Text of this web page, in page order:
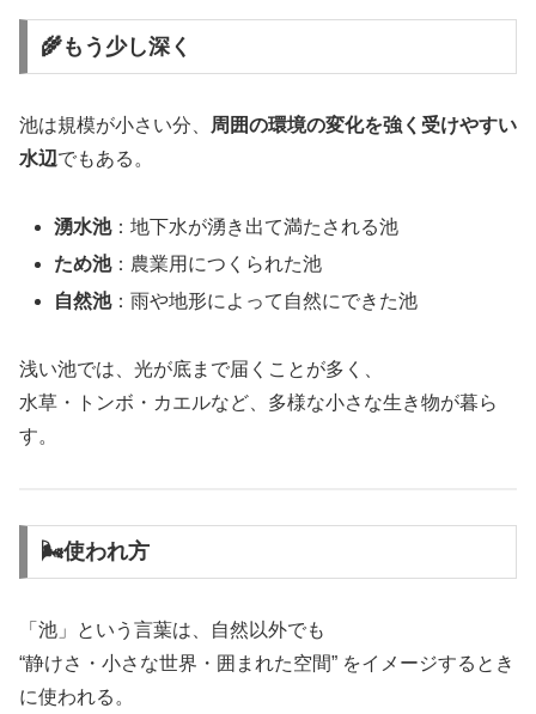
🌾もう少し深く
池は規模が小さい分、
周囲の環境の変化を強く受けやすい
水辺でもある。
湧水池：地下水が湧き出て満たされる池
ため池：農業用につくられた池
自然池：雨や地形によって自然にできた池
浅い池では、光が底まで届くことが多く、
水草・トンボ・カエルなど、多様な小さな生き物が暮ら
す。
🌬使われ方
「池」という言葉は、自然以外でも
“静けさ・小さな世界・囲まれた空間” をイメージするとき
に使われる。